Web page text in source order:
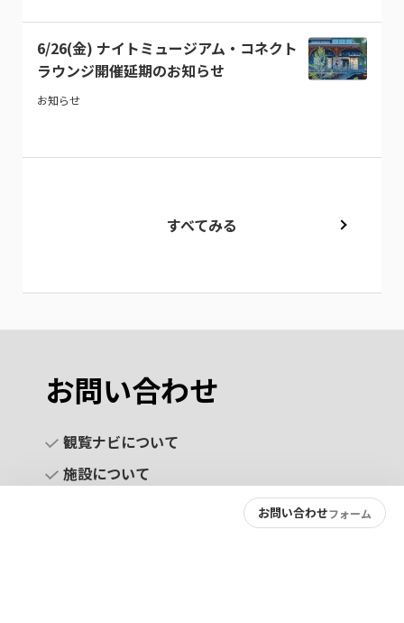
お問い合わせフォーム
6/26(金) ナイトミュージアム・コネクト
ラウンジ開催延期のお知らせ
お知らせ
すべてみる
お問い合わせ
観覧ナビについて
施設について